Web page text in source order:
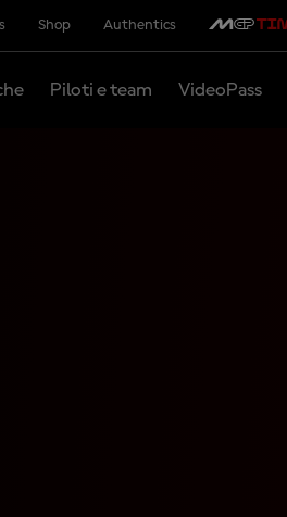
Shop Authentics
Piloti e team VideoPass